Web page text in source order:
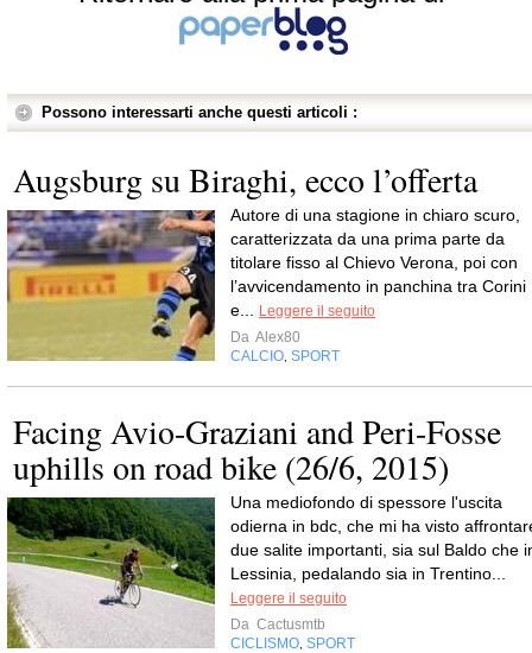
Possono interessarti anche questi articoli :
Augsburg su Biraghi, ecco l’offerta
Autore di una stagione in chiaro scuro,
caratterizzata da una prima parte da
titolare fisso al Chievo Verona, poi con
l’avvicendamento in panchina tra Corini
e...
Leggere il seguito
Da Alex80
CALCIO SPORT
Facing Avio-Graziani and Peri-Fosse
uphills on road bike (26/6, 2015)
Una mediofondo di spessore l'uscita
odierna in bdc, che mi ha visto
due salite importanti, sia sul Baldo che
Lessinia, pedalando sia in Trentino...
Leggere il seguito
Da Cactusmtb
CICLISMO SPORT